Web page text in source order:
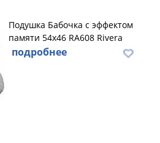
Подушка Бабочка с эффектом
памяти 54х46 RA608 Rivera
подробнее